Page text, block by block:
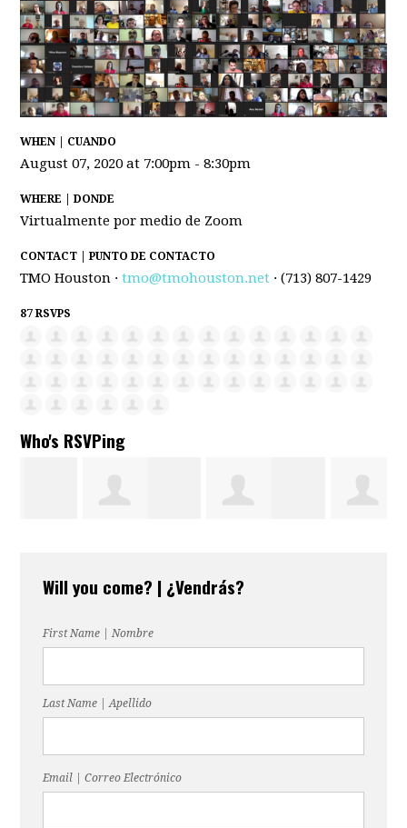
WHEN | CUANDO
August 07, 2020 at 7:00pm - 8:30pm
WHERE | DONDE
Virtualmente por medio de Zoom
CONTACT | PUNTO DE CONTACTO
TMO Houston ·tmo@tmohouston.net · (713) 807-1429
87 RSVPS
Who's RSVPing
Will you come? | ¿Vendrás?
First Name | Nombre
Last Name | Apellido
Email | Correo Electrónico